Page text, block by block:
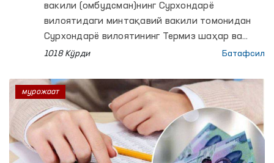
вакили (омбудсман)нинг Сурхондарё
вилоятидаги минтақавий вакили томонидан
Сурхондарё вилоятининг Термиз шаҳар ва
Жарқўрғон тумани ИИБлари вақтинча сақлаш
ИИБнинг Маъмурий қамоққа олинган
шахсларни қабул қилиш ва сақлаш учун
мўлжалланган махсус қабулхонаси (Махсус
қабулхона) ва Муайян яшаш жойига эга
бўлмаган шахсларни реабилитация қилиш
маркази (РЭМ), Республика
1018 Кўрди Батафсил
мурожаат